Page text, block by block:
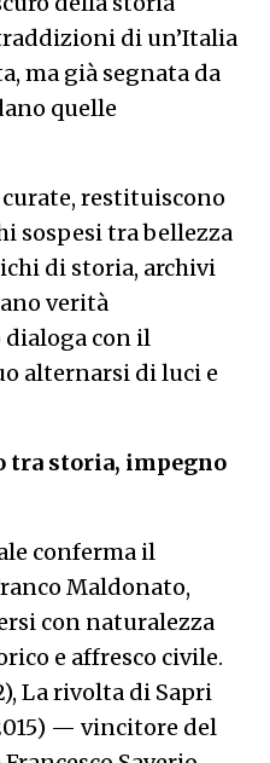
di un’Italia
ma già segnata da
quelle
restituiscono
sospesi tra bellezza
di storia, archivi
verità
con il
alternarsi di luci e
tra storia, impegno
conferma il
Maldonato,
con naturalezza
e affresco civile.
La rivolta di Sapri
— vincitore del